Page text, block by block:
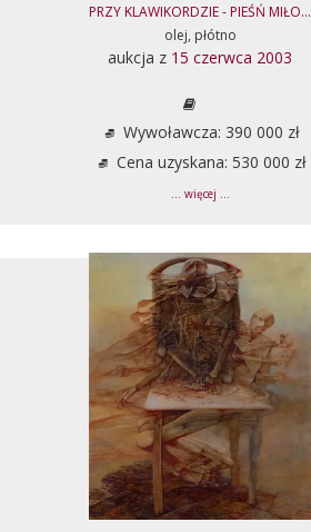
PRZY KLAWIKORDZIE - PIEŚŃ MIŁO...
olej, płótno
aukcja z 15 czerwca 2003
Wywoławcza: 390 000 zł
Cena uzyskana: 530 000 zł
... więcej ...